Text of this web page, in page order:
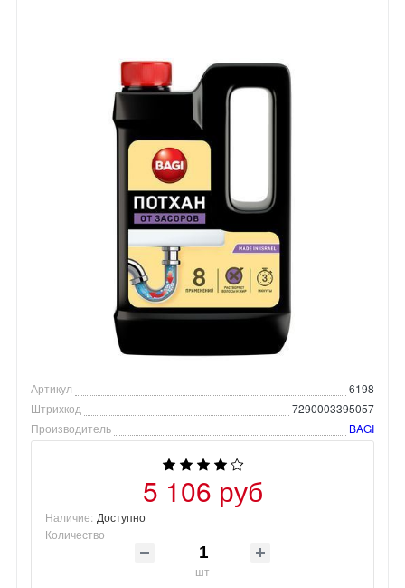
Артикул
6198
Штрихкод
7290003395057
Производитель
BAGI
5 106 руб
Наличие: Доступно
Количество
шт